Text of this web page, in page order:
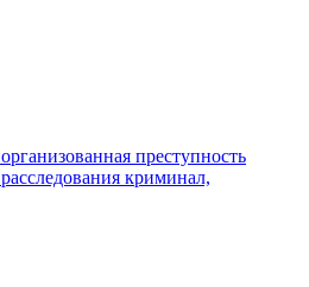
организованная преступность
расследования криминал,